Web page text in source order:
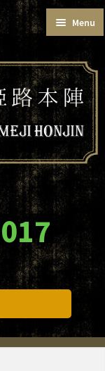
Menu
マイズについて
スタムメイド